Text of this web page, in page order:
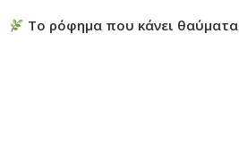
Το ρόφημα που κάνει θαύματα